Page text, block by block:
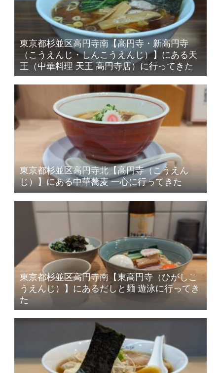
東京都杉並区高円寺南【高円寺・新高円寺
（こうえんじ・しんこうえんじ）】にある天
王（中華料理 天王 高円寺店）に行ってきた
東京都杉並区高円寺北【高円寺（こうえん
じ）】にある中華蕎麦 一心に行ってきた
東京都杉並区高円寺南【東高円寺（ひがしこ
うえんじ）】にあるだしと麺 遊泳に行ってき
た